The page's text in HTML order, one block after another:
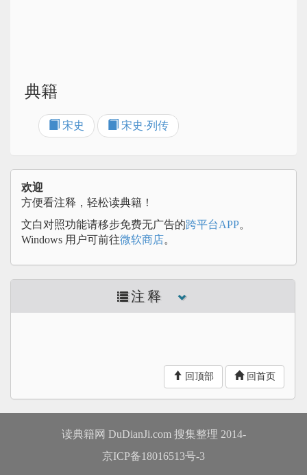
典籍
宋史 宋史·列传
欢迎
方便看注释，轻松读典籍！
文白对照功能请移步免费无广告的跨平台APP。
Windows 用户可前往微软商店。
注释
回顶部 回首页
读典籍网 DuDianJi.com 搜集整理 2014-
京ICP备18016513号-3